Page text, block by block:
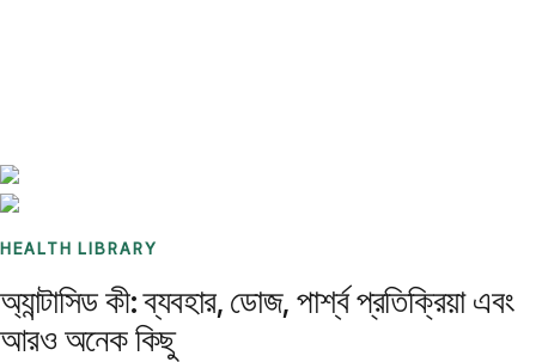
HEALTH LIBRARY
অ্যান্টাসিড কী: ব্যবহার, ডোজ, পার্শ্ব প্রতিক্রিয়া এবং
আরও অনেক কিছু